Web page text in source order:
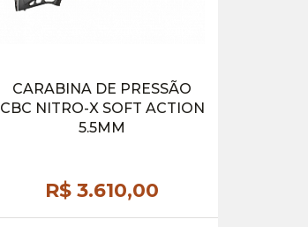
CARABINA DE PRESSÃO
CBC NITRO-X SOFT ACTION
5.5MM
R$ 3.610,00